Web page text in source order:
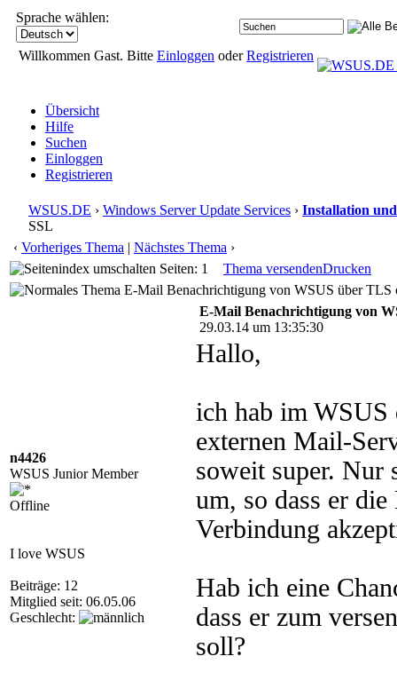
Sprache wählen:
Willkommen Gast. Bitte Einloggen oderRegistrieren
Übersicht
Hilfe
Suchen
Einloggen
Registrieren
WSUS.DE › Windows Server Update Services › Installation
SSL
‹ Vorheriges Thema | Nächstes Thema ›
Seiten: 1
Thema versendenDrucken
E-Mail Benachrichtigung von WSUS über TLS
n4426
WSUS Junior Member
Offline
I love WSUS
Beiträge: 12
Mitglied seit: 06.05.06
Geschlecht:
E-Mail Benachrichtigung von
29.03.14 um 13:35:30
Hallo,
ich hab im
externen Mail-
soweit super. Nur
um, so dass er
Verbindung
Hab ich eine
dass er zum
soll?